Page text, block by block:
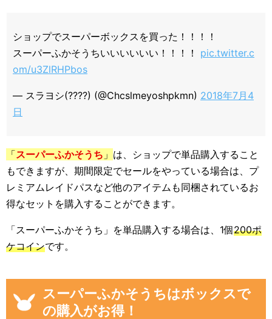
ショップでスーパーボックスを買った！！！！
スーパーふかそうちいいいいいい！！！！ pic.twitter.c
om/u3ZlRHPbos
— スラヨシ(????) (@Chcslmeyoshpkmn) 2018年7月4
日
「スーパーふかそうち 」 は、ショップで単品購入すること
もできますが、期間限定でセールをやっている場合は、プ
レミアムレイドパスなど他のアイテムも同梱されているお
得なセットを購入することができます。
「スーパーふかそうち」を単品購入する場合は、1個200ポ
ケコインです。
スーパーふかそうちはボックスで
の購入がお得！